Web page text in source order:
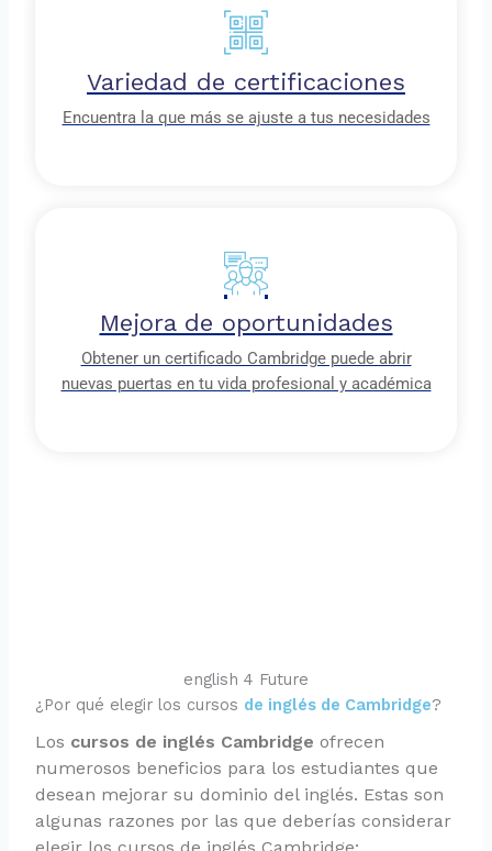
Variedad de certificaciones
Encuentra la que más se ajuste a tus necesidades
Mejora de oportunidades
Obtener un certificado Cambridge puede abrir
nuevas puertas en tu vida profesional y académica
english 4 Future
¿Por qué elegir los cursos de inglés de Cambridge?
Los cursos de inglés Cambridge ofrecen
numerosos beneficios para los estudiantes que
desean mejorar su dominio del inglés. Estas son
algunas razones por las que deberías considerar
elegir los cursos de inglés Cambridge: